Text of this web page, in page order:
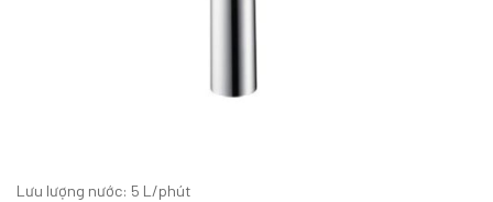
Lưu lượng nước: 5 L/phút